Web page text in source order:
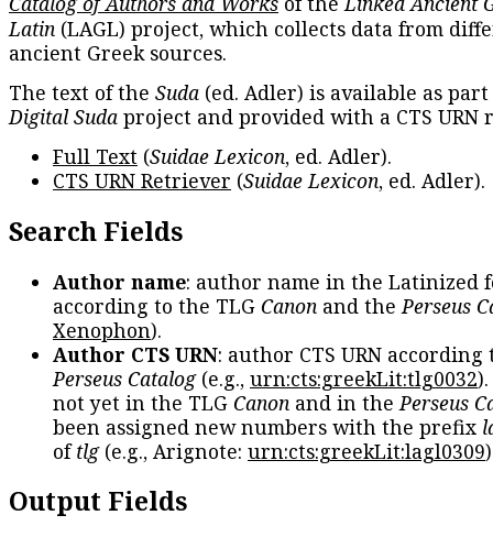
Latin (LAGL) project, which collects data from
ancient Greek sources.
The text of the Suda (ed. Adler) is available as
Digital Suda project and provided with a CTS URN
Full Text (Suidae Lexicon, ed. Adler).
CTS URN Retriever (Suidae Lexicon, ed. Adler).
Search Fields
Author name: author name in the Latinized
according to the TLG Canon and thePerseus
Xenophon).
Author CTS URN: author CTS URN according
Perseus Catalog(e.g., urn:cts:greekLit:tlg0032
not yet in the TLG Canon and in thePerseus
been assigned new numbers with the prefix
oftlg(e.g., Arignote: urn:cts:greekLit:lagl0309
Output Fields